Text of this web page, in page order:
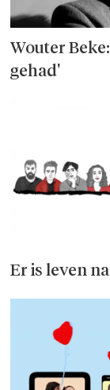
Wouter
gehad'
Er is leven